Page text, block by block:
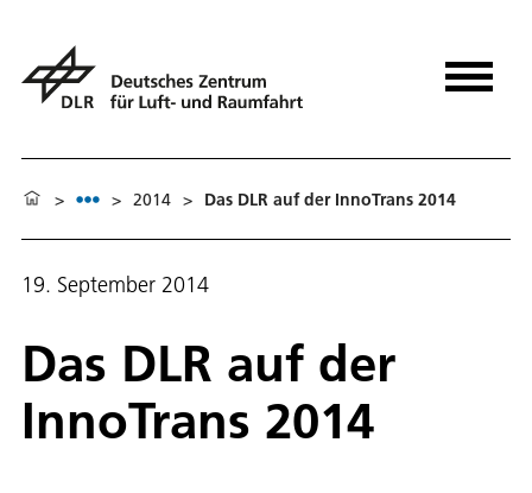
> > 2014 > Das DLR auf der InnoTrans 2014
19. September 2014
Das DLR auf der
InnoTrans 2014